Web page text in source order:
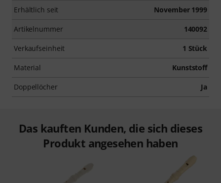
Erhältlich seit November 1999
Artikelnummer 140092
Verkaufseinheit 1 Stück
Material Kunststoff
Doppellöcher Ja
Das kauften Kunden, die sich dieses
Produkt angesehen haben